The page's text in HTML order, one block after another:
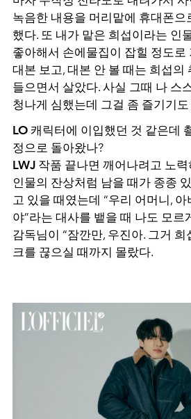
녹음한 내용을 머리맡에 휴대폰으
했다. 또 내가 맡은 희섭이라는 인
좋아해서 손에물집이 잡힐 정도로
대본 보고, 대본 안 볼 때는 희섭의
들으면서 살았다. 사실 그때 나 스
청나게 심했는데 그걸 좀 즐기기도
LO 캐릭터에 이입했던 것 같은데
정으로 돌아왔나?
LWJ 작품 끝나면 깨어나려고 노
인물의 잔상처럼 남을 때가 종종
고 있을 때였는데 “우리 어머니,
야”라는 대사를 뱉을 때 나도 모르
감독님이 “잠깐만, 우진아. 그거 희
크를 끊으실 때까지 몰랐다.